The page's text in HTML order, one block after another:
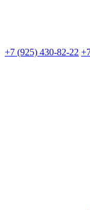
+7 (925) 430-82-22